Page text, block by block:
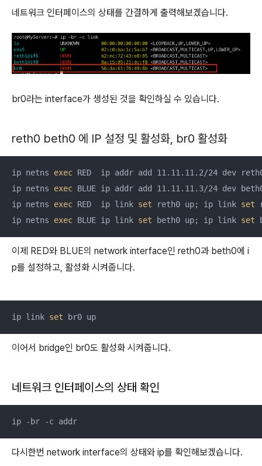
네트워크 인터페이스의 상태를 간결하게 출력해보겠습니다.
br0라는 interface가 생성된 것을 확인하실 수 있습니다.
reth0 beth0 에 IP 설정 및 활성화, br0 활성화
ip netns exec RED  ip addr add 11.11.11.2/24 dev
ip netns exec BLUE ip addr add 11.11.11.3/24 dev
ip netns exec RED  ip link set reth0 up; ip link set
ip netns exec BLUE ip link set beth0 up; ip link set
이제 RED와 BLUE의 network interface인 reth0과 beth0에 i
p를 설정하고, 활성화 시켜줍니다.
ip link set br0 up
이어서 bridge인 br0도 활성화 시켜줍니다.
네트워크 인터페이스의 상태 확인
ip -br -c addr
다시한번 network interface의 상태와 ip를 확인해보겠습니다.